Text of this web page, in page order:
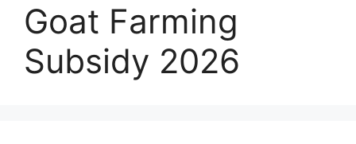
Goat Farming
Subsidy 2026